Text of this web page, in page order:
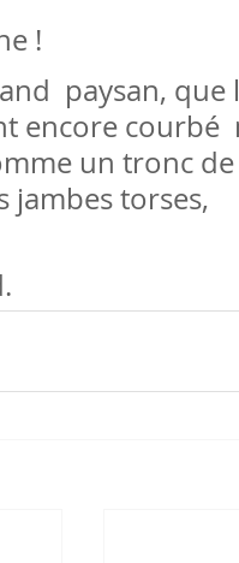
!
paysan, que
encore courbé
un tronc de
jambes torses,